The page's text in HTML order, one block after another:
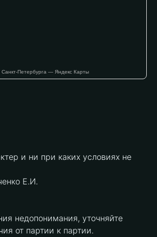
— Яндекс Карты
и ни при каких условиях не
Е.И.
недопонимания, уточняйте
от партии к партии.